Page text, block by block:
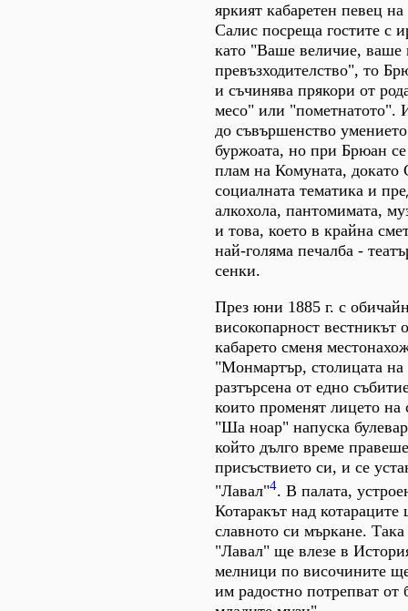
яркият кабаретен певец
Салис посреща гостите с
като "Ваше величие, ваше
превъзходителство", то
и съчинява прякори от
месо" или "пометнатото".
до съвършенство
буржоата, но при Брюан
плам на Комуната, докато
социалната тематика и
алкохола, пантомимата,
и това, което в крайна
най-голяма печалба -
сенки.
През юни 1885 г. с
високопарност вестникът
кабарето сменя
"Монмартър, столицата
разтърсена от едно
които променят лицето на
"Ша ноар" напуска
който дълго време
присъствието си, и се
"Лавал"4. В палата,
Котаракът над
славното си мъркане. Така
"Лавал" ще влезе в
мелници по височините
им радостно потрепват от